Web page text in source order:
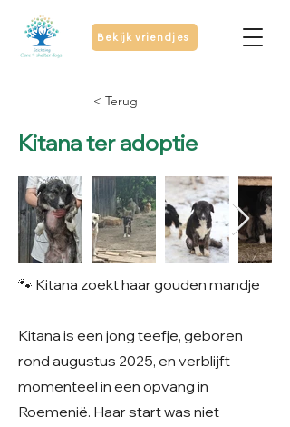
Bekijk vriendjes
< Terug
Kitana ter adoptie
🐾 Kitana zoekt haar gouden mandje
Kitana is een jong teefje, geboren
rond augustus 2025, en verblijft
momenteel in een opvang in
Roemenië. Haar start was niet